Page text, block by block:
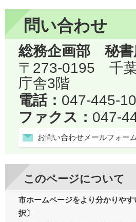
問い合わせ
総務企画部 秘
〒273-0195 千
庁舎3階
電話： 047-445-
ファクス： 047-
お問い合わせメールフォーム
このページについて
市ホームページをより分かりや
択〕